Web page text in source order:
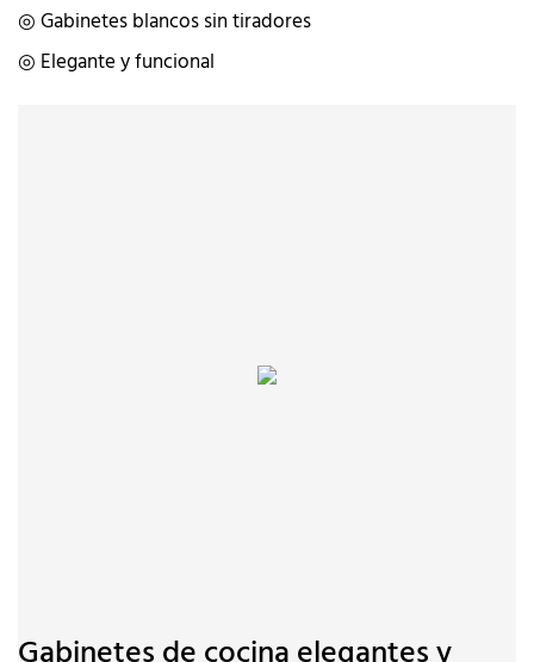
◎ Gabinetes blancos sin tiradores
◎ Elegante y funcional